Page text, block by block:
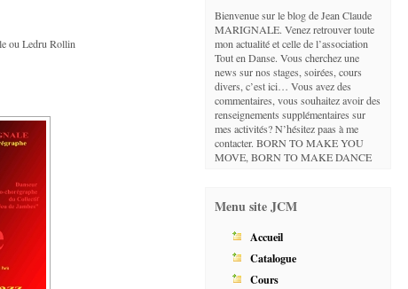
ou Ledru Rollin
Bienvenue sur le blog de Jean Claude
MARIGNALE. Venez retrouver toute
mon actualité et celle de l’association
Tout en Danse. Vous cherchez une
news sur nos stages, soirées, cours
divers, c’est ici… Vous avez des
commentaires, vous souhaitez avoir des
renseignements supplémentaires sur
mes activités? N’hésitez paas à me
contacter. BORN TO MAKE YOU
MOVE, BORN TO MAKE DANCE
Menu site JCM
Accueil
Catalogue
Cours